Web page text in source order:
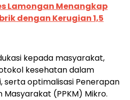
Lamongan Menangkap
dengan Kerugian 1,5
kepada masyarakat,
kesehatan dalam
serta optimalisasi Penerapan
(PPKM) Mikro.